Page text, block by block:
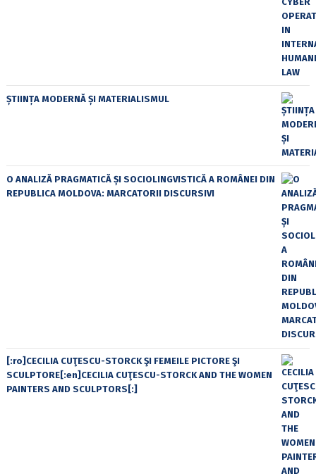
ȘTIINȚA MODERNĂ ȘI MATERIALISMUL
O ANALIZĂ PRAGMATICĂ ȘI SOCIOLINGVISTICĂ A ROMÂNEI DIN
REPUBLICA MOLDOVA: MARCATORII DISCURSIVI
[:ro]CECILIA CUŢESCU-STORCK ŞI FEMEILE PICTORE ŞI
SCULPTORE[:en]CECILIA CUŢESCU-STORCK AND THE WOMEN
PAINTERS AND SCULPTORS[:]